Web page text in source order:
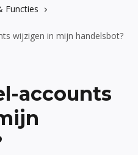
Functies
wijzigen in mijn handelsbot?
accounts